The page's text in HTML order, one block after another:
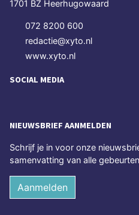
1701 BZ Heerhugowaard
072 8200 600
redactie@xyto.nl
www.xyto.nl
SOCIAL MEDIA
NIEUWSBRIEF AANMELDEN
Schrijf je in voor onze
samenvatting van alle
Aanmelden